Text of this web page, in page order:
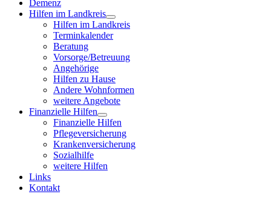
Demenz
Hilfen im Landkreis
Hilfen im Landkreis
Terminkalender
Beratung
Vorsorge/Betreuung
Angehörige
Hilfen zu Hause
Andere Wohnformen
weitere Angebote
Finanzielle Hilfen
Finanzielle Hilfen
Pflegeversicherung
Krankenversicherung
Sozialhilfe
weitere Hilfen
Links
Kontakt